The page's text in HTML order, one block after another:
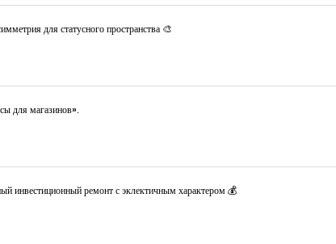
для статусного пространства 🎨
для магазинов».
инвестиционный ремонт с эклектичным характером 💰